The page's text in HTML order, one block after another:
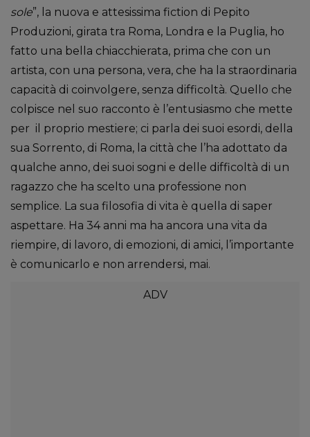
sole”, la nuova e attesissima fiction di Pepito
Produzioni, girata tra Roma, Londra e la Puglia, ho
fatto una bella chiacchierata, prima che con un
artista, con una persona, vera, che ha la straordinaria
capacità di coinvolgere, senza difficoltà. Quello che
colpisce nel suo racconto è l’entusiasmo che mette
per il proprio mestiere; ci parla dei suoi esordi, della
sua Sorrento, di Roma, la città che l’ha adottato da
qualche anno, dei suoi sogni e delle difficoltà di un
ragazzo che ha scelto una professione non
semplice. La sua filosofia di vita è quella di saper
aspettare. Ha 34 anni ma ha ancora una vita da
riempire, di lavoro, di emozioni, di amici, l’importante
è comunicarlo e non arrendersi, mai.